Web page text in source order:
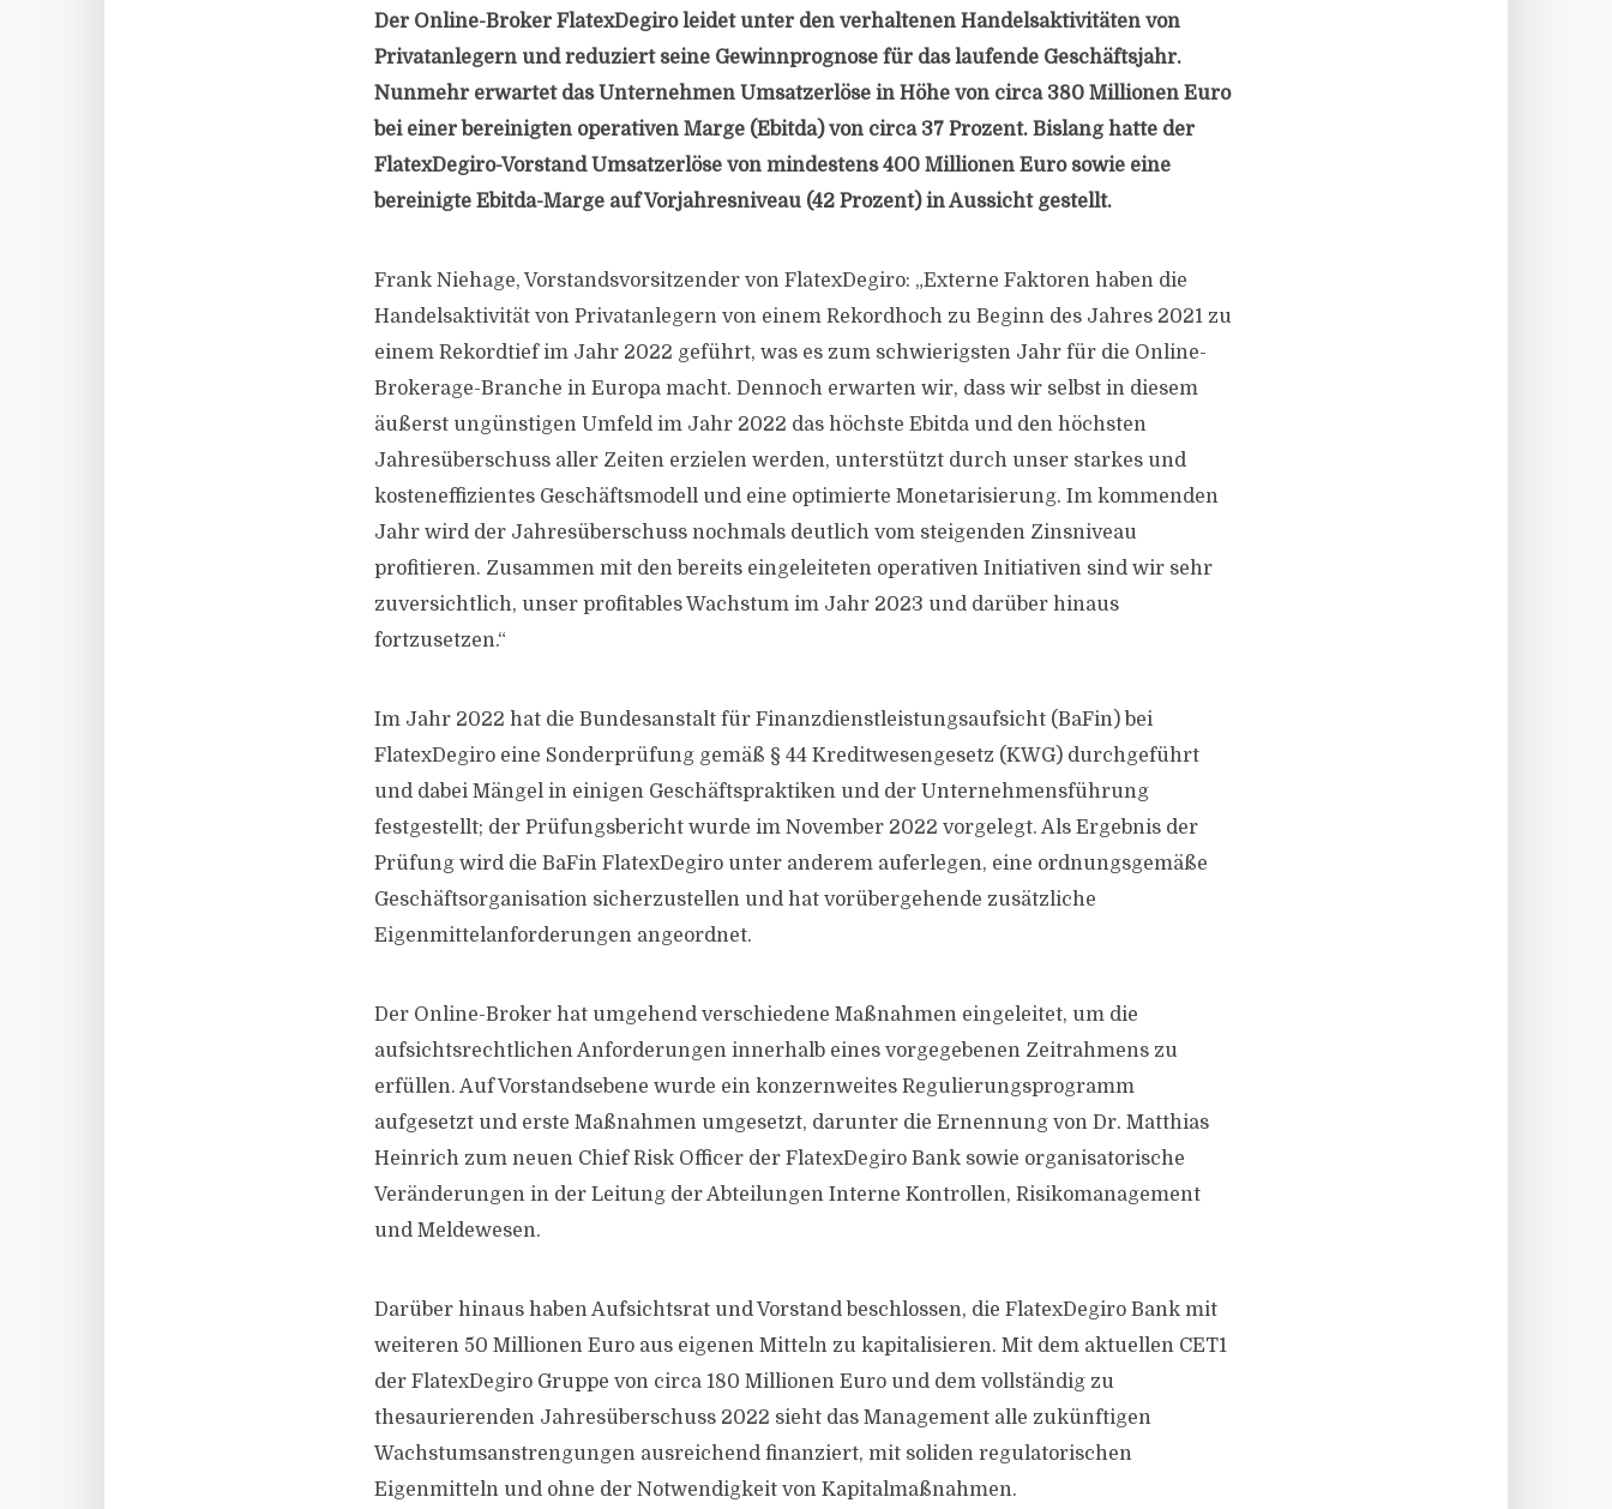
Der Online-Broker FlatexDegiro leidet unter den verhaltenen Handelsaktivitäten von
Privatanlegern und reduziert seine Gewinnprognose für das laufende Geschäftsjahr.
Nunmehr erwartet das Unternehmen Umsatzerlöse in Höhe von circa 380 Millionen Euro
bei einer bereinigten operativen Marge (Ebitda) von circa 37 Prozent. Bislang hatte der
FlatexDegiro-Vorstand Umsatzerlöse von mindestens 400 Millionen Euro sowie eine
bereinigte Ebitda-Marge auf Vorjahresniveau (42 Prozent) in Aussicht gestellt.
Frank Niehage, Vorstandsvorsitzender von FlatexDegiro: „Externe Faktoren haben die
Handelsaktivität von Privatanlegern von einem Rekordhoch zu Beginn des Jahres 2021 zu
einem Rekordtief im Jahr 2022 geführt, was es zum schwierigsten Jahr für die Online-
Brokerage-Branche in Europa macht. Dennoch erwarten wir, dass wir selbst in diesem
äußerst ungünstigen Umfeld im Jahr 2022 das höchste Ebitda und den höchsten
Jahresüberschuss aller Zeiten erzielen werden, unterstützt durch unser starkes und
kosteneffizientes Geschäftsmodell und eine optimierte Monetarisierung. Im kommenden
Jahr wird der Jahresüberschuss nochmals deutlich vom steigenden Zinsniveau
profitieren. Zusammen mit den bereits eingeleiteten operativen Initiativen sind wir sehr
zuversichtlich, unser profitables Wachstum im Jahr 2023 und darüber hinaus
fortzusetzen.“
Im Jahr 2022 hat die Bundesanstalt für Finanzdienstleistungsaufsicht (BaFin) bei
FlatexDegiro eine Sonderprüfung gemäß § 44 Kreditwesengesetz (KWG) durchgeführt
und dabei Mängel in einigen Geschäftspraktiken und der Unternehmensführung
festgestellt; der Prüfungsbericht wurde im November 2022 vorgelegt. Als Ergebnis der
Prüfung wird die BaFin FlatexDegiro unter anderem auferlegen, eine ordnungsgemäße
Geschäftsorganisation sicherzustellen und hat vorübergehende zusätzliche
Eigenmittelanforderungen angeordnet.
Der Online-Broker hat umgehend verschiedene Maßnahmen eingeleitet, um die
aufsichtsrechtlichen Anforderungen innerhalb eines vorgegebenen Zeitrahmens zu
erfüllen. Auf Vorstandsebene wurde ein konzernweites Regulierungsprogramm
aufgesetzt und erste Maßnahmen umgesetzt, darunter die Ernennung von Dr. Matthias
Heinrich zum neuen Chief Risk Officer der FlatexDegiro Bank sowie organisatorische
Veränderungen in der Leitung der Abteilungen Interne Kontrollen, Risikomanagement
und Meldewesen.
Darüber hinaus haben Aufsichtsrat und Vorstand beschlossen, die FlatexDegiro Bank mit
weiteren 50 Millionen Euro aus eigenen Mitteln zu kapitalisieren. Mit dem aktuellen CET1
der FlatexDegiro Gruppe von circa 180 Millionen Euro und dem vollständig zu
thesaurierenden Jahresüberschuss 2022 sieht das Management alle zukünftigen
Wachstumsanstrengungen ausreichend finanziert, mit soliden regulatorischen
Eigenmitteln und ohne der Notwendigkeit von Kapitalmaßnahmen.